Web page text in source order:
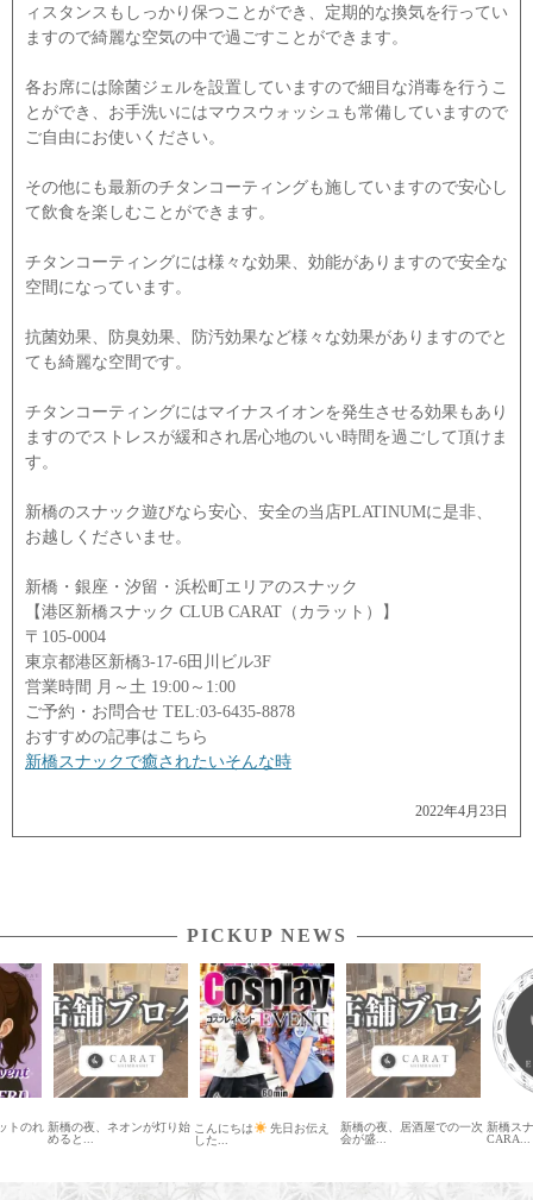
ィスタンスもしっかり保つことができ、定期的な換気を行ってい
ますので綺麗な空気の中で過ごすことができます。
各お席には除菌ジェルを設置していますので細目な消毒を行うこ
とができ、お手洗いにはマウスウォッシュも常備していますので
ご自由にお使いください。
その他にも最新のチタンコーティングも施していますので安心し
て飲食を楽しむことができます。
チタンコーティングには様々な効果、効能がありますので安全な
空間になっています。
抗菌効果、防臭効果、防汚効果など様々な効果がありますのでと
ても綺麗な空間です。
チタンコーティングにはマイナスイオンを発生させる効果もあり
ますのでストレスが緩和され居心地のいい時間を過ごして頂けま
す。
新橋のスナック遊びなら安心、安全の当店PLATINUMに是非、
お越しくださいませ。
新橋・銀座・汐留・浜松町エリアのスナック
【港区新橋スナック CLUB CARAT（カラット）】
〒105-0004
東京都港区新橋3-17-6田川ビル3F
営業時間 月～土 19:00～1:00
ご予約・お問合せ TEL:03-6435-8878
おすすめの記事はこちら
新橋スナックで癒されたいそんな時
2022年4月23日
PICKUP NEWS
トのれ 新橋の夜、ネオンが灯り始
めると...
こんにちは
先日お伝え
した...
新橋の夜、居酒屋での一次
会が盛...
新橋ス
CARA...